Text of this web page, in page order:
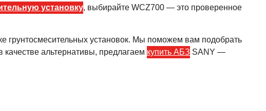
установку, выбирайте WCZ700 — это проверенное
грунтосмесительных установок. Мы поможем вам подобрать
альтернативы, предлагаем купить АБЗ SANY —